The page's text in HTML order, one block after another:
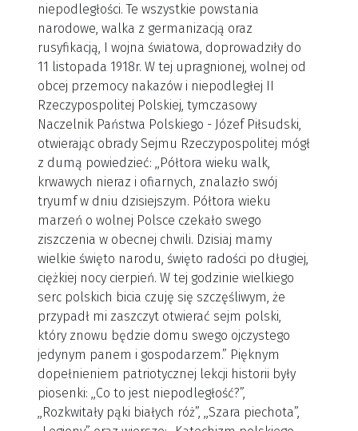
niepodległości. Te wszystkie powstania
narodowe, walka z germanizacją oraz
rusyfikacją, I wojna światowa, doprowadziły do
11 listopada 1918r. W tej upragnionej, wolnej od
obcej przemocy nakazów i niepodległej II
Rzeczypospolitej Polskiej, tymczasowy
Naczelnik Państwa Polskiego - Józef Piłsudski,
otwierając obrady Sejmu Rzeczypospolitej mógł
z dumą powiedzieć: ,,Półtora wieku walk,
krwawych nieraz i ofiarnych, znalazło swój
tryumf w dniu dzisiejszym. Półtora wieku
marzeń o wolnej Polsce czekało swego
ziszczenia w obecnej chwili. Dzisiaj mamy
wielkie święto narodu, święto radości po długiej,
ciężkiej nocy cierpień. W tej godzinie wielkiego
serc polskich bicia czuję się szczęśliwym, że
przypadł mi zaszczyt otwierać sejm polski,
który znowu będzie domu swego ojczystego
jedynym panem i gospodarzem.” Pięknym
dopełnieniem patriotycznej lekcji historii były
piosenki: ,,Co to jest niepodległość?”,
,,Rozkwitały pąki białych róż”, ,,Szara piechota”,